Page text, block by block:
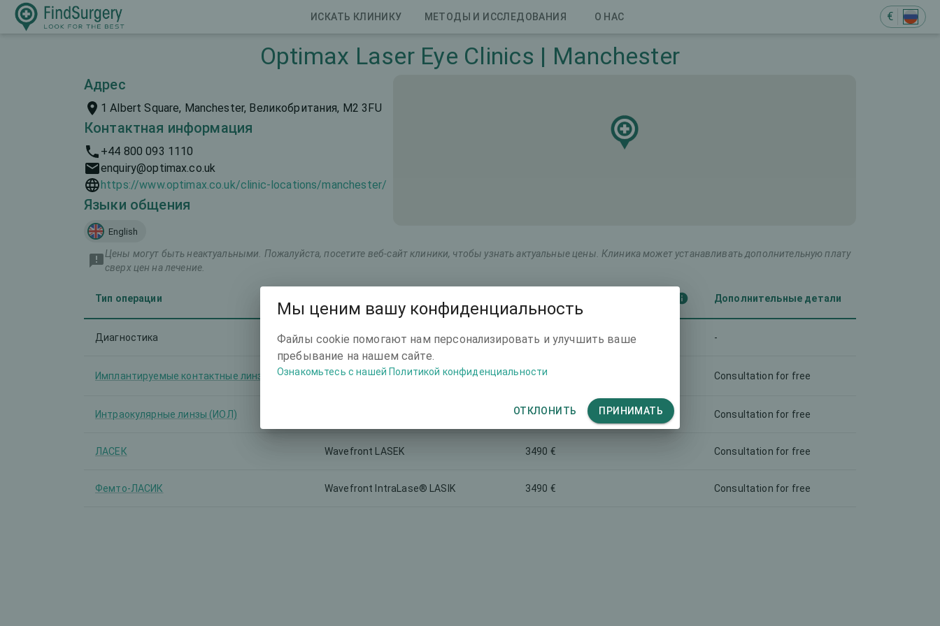
ИСКАТЬ КЛИНИКУ МЕТОДЫ И ИССЛЕДОВАНИЯ О НАС €
Optimax Laser Eye Clinics | Manchester
Адрес
1 Albert Square, Manchester, Великобритания, M2 3FU
Контактная информация
+44 800 093 1110
enquiry@optimax.co.uk
https://www.optimax.co.uk/clinic-locations/manchester/
Языки общения
English
Цены могут быть неактуальными. Пожалуйста, посетите веб-сайт клиники, чтобы узнать актуальные цены. Клиника может устанавливать дополнительную плату
сверх цен на лечение.
Тип операции Дополнительные детали
Диагностика - 175 € -
Имплантируемые контактные линзы (ИКЛ) EVO Visian ICL 7926 € Consultation for free
Интраокулярные линзы (ИОЛ) 6992 € Consultation for free
ЛАСЕК Wavefront LASEK 3490 € Consultation for free
Фемто-ЛАСИК Wavefront IntraLase® LASIK 3490 € Consultation for free
Мы ценим вашу конфиденциальность
Файлы cookie помогают нам персонализировать и улучшить ваше
пребывание на нашем сайте.
Ознакомьтесь с нашей Политикой конфиденциальности
ОТКЛОНИТЬ ПРИНИМАТЬ